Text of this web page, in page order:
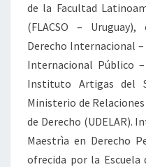
de la Facultad
(FLACSO –
Derecho Internacional
Internacional Público
Instituto Artigas del
Ministerio de
de Derecho (UDELAR).
Maestrìa en Derecho
ofrecida por la Escuela